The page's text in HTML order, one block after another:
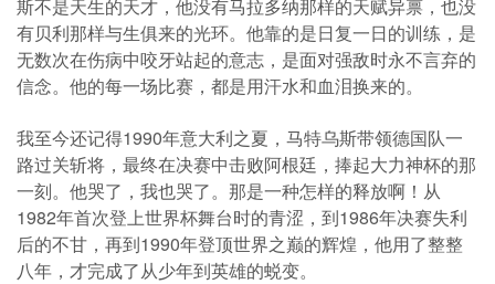
斯不是天生的天才，他没有马拉多纳那样的天赋异禀，也没
有贝利那样与生俱来的光环。他靠的是日复一日的训练，是
无数次在伤病中咬牙站起的意志，是面对强敌时永不言弃的
信念。他的每一场比赛，都是用汗水和血泪换来的。
我至今还记得1990年意大利之夏，马特乌斯带领德国队一
路过关斩将，最终在决赛中击败阿根廷，捧起大力神杯的那
一刻。他哭了，我也哭了。那是一种怎样的释放啊！从
1982年首次登上世界杯舞台时的青涩，到1986年决赛失利
后的不甘，再到1990年登顶世界之巅的辉煌，他用了整整
八年，才完成了从少年到英雄的蜕变。